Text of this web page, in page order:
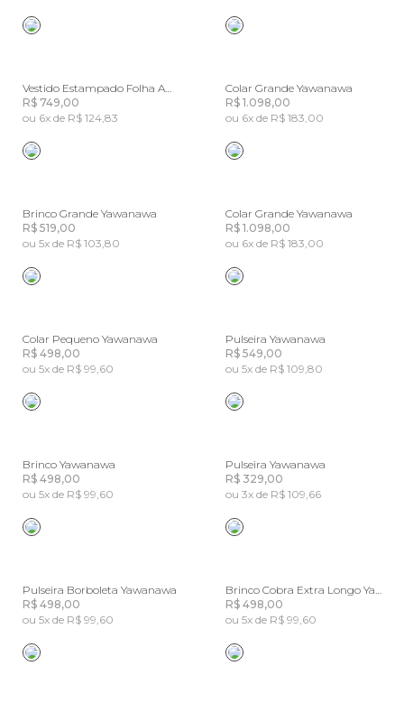
Vestido Estampado Folha Amazônia
R$ 749,00
ou 6x de R$ 124,83
Colar Grande Yawanawa
R$ 1.098,00
ou 6x de R$ 183,00
Brinco Grande Yawanawa
R$ 519,00
ou 5x de R$ 103,80
Colar Grande Yawanawa
R$ 1.098,00
ou 6x de R$ 183,00
Colar Pequeno Yawanawa
R$ 498,00
ou 5x de R$ 99,60
Pulseira Yawanawa
R$ 549,00
ou 5x de R$ 109,80
Brinco Yawanawa
R$ 498,00
ou 5x de R$ 99,60
Pulseira Yawanawa
R$ 329,00
ou 3x de R$ 109,66
Pulseira Borboleta Yawanawa
R$ 498,00
ou 5x de R$ 99,60
Brinco Cobra Extra Longo Yawanawa
R$ 498,00
ou 5x de R$ 99,60